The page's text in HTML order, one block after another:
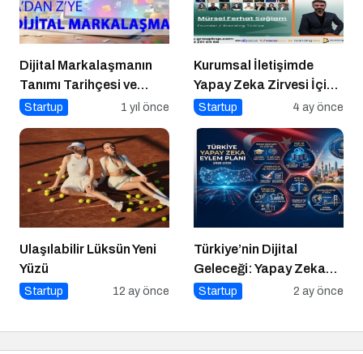
Dijital Markalaşmanın
Tanımı Tarihçesi ve
Önemi
Startup 1 yıl önce
Kurumsal İletişimde
Yapay Zeka Zirvesi İçin
Geri Sayım!
Startup 4 ay önce
Ulaşılabilir Lüksün Yeni
Yüzü
Startup 12 ay önce
Türkiye’nin Dijital
Geleceği: Yapay Zeka
Çağında “BİLGE”
Startup 2 ay önce